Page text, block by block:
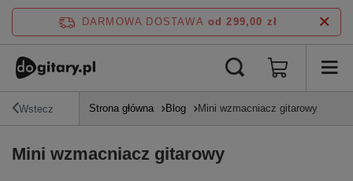
DARMOWA DOSTAWA od 299,00 zł
Wstecz Strona główna Blog Mini wzmacniacz gitarowy
Mini wzmacniacz gitarowy